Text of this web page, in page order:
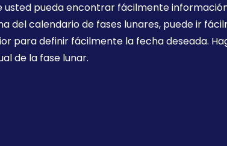
usted pueda encontrar fácilmente
del calendario de fases lunares, puede ir
para definir fácilmente la fecha deseada.
de la fase lunar.